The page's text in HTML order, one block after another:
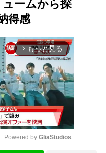
ームから探
得感
arrow_forward_ios もっと見る
Powered by GliaStudios